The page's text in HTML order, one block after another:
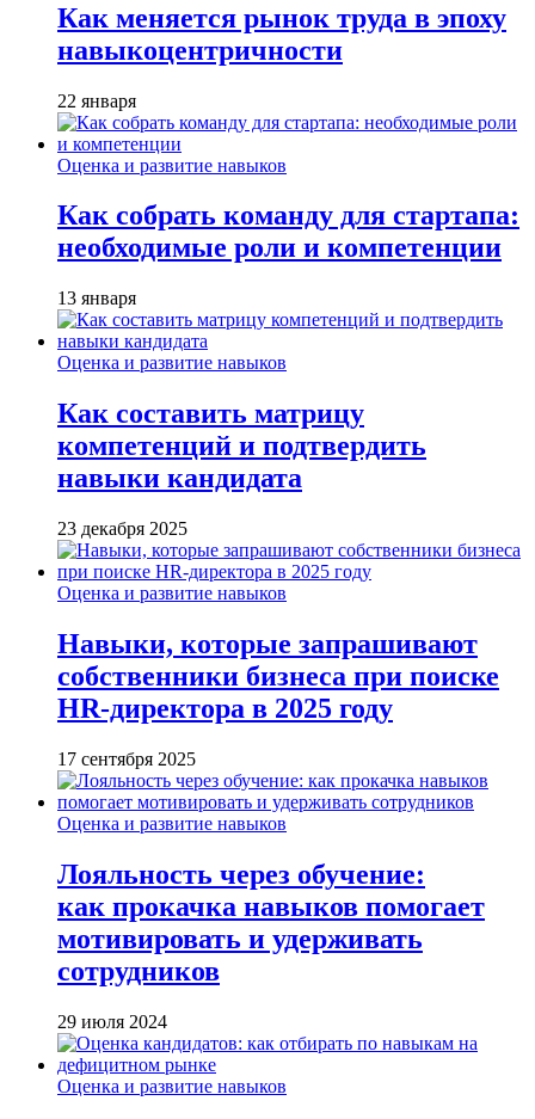
Как меняется рынок труда в эпоху
навыкоцентричности
22 января
Оценка и развитие навыков
Как собрать команду для стартапа:
необходимые роли и компетенции
13 января
Оценка и развитие навыков
Как составить матрицу
компетенций и подтвердить
навыки кандидата
23 декабря 2025
Оценка и развитие навыков
Навыки, которые запрашивают
собственники бизнеса при поиске
HR-директора в 2025 году
17 сентября 2025
Оценка и развитие навыков
Лояльность через обучение:
как прокачка навыков помогает
мотивировать и удерживать
сотрудников
29 июля 2024
Оценка и развитие навыков